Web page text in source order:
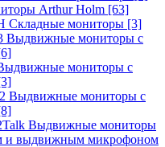
Arthur Holm [63]
Складные мониторы [3]
Выдвижные мониторы с
мониторы с
Выдвижные мониторы с
Выдвижные мониторы
и выдвижным микрофоном